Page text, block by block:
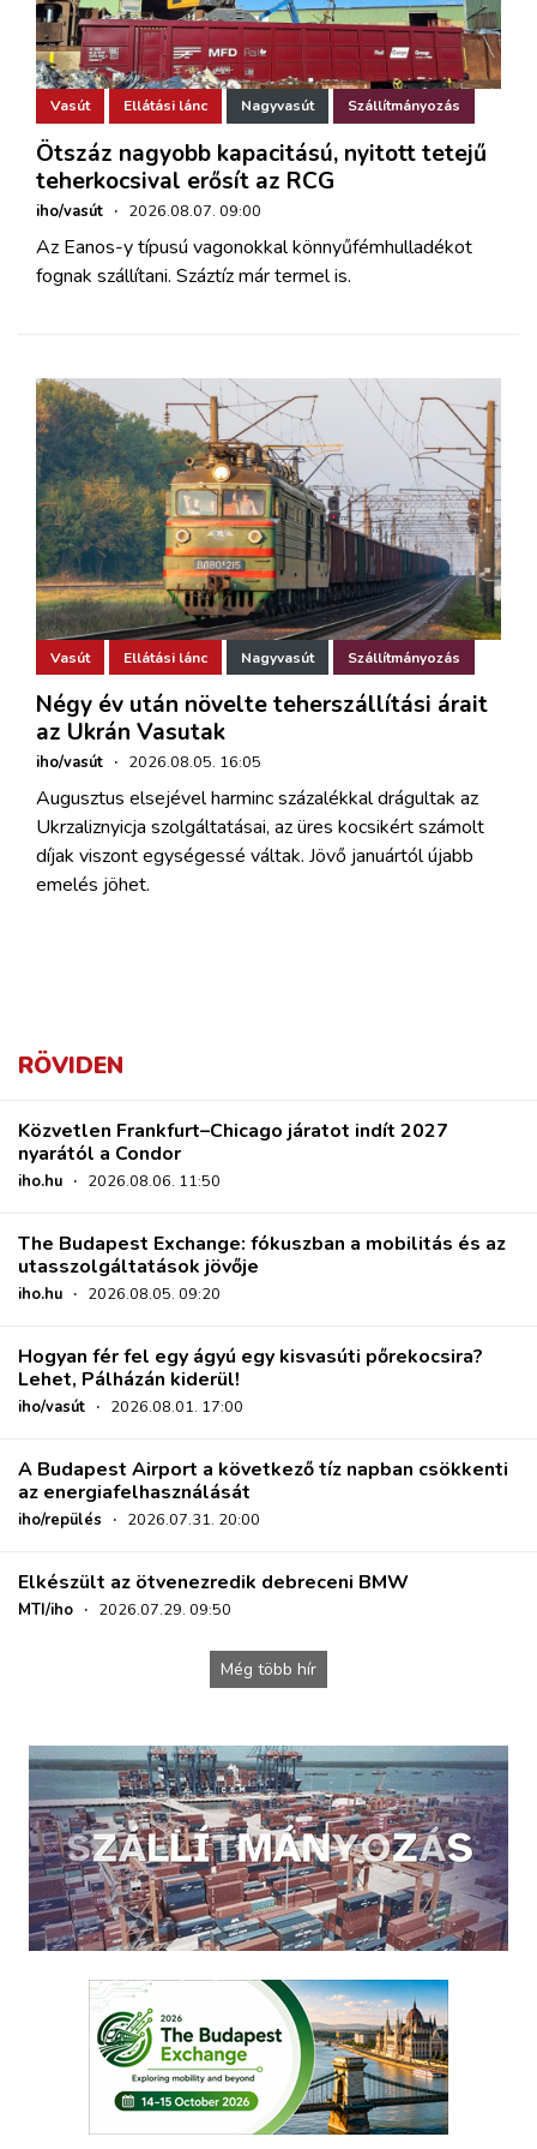
Vasút Ellátási lánc Nagyvasút Szállítmányozás
Ötszáz nagyobb kapacitású, nyitott tetejű
teherkocsival erősít az RCG
iho/vasút · 2026.08.07. 09:00
Az Eanos-y típusú vagonokkal könnyűfémhulladékot
fognak szállítani. Száztíz már termel is.
Vasút Ellátási lánc Nagyvasút Szállítmányozás
Négy év után növelte teherszállítási árait
az Ukrán Vasutak
iho/vasút · 2026.08.05. 16:05
Augusztus elsejével harminc százalékkal drágultak az
Ukrzaliznyicja szolgáltatásai, az üres kocsikért számolt
díjak viszont egységessé váltak. Jövő januártól újabb
emelés jöhet.
RÖVIDEN
Közvetlen Frankfurt–Chicago járatot indít 2027
nyarától a Condor
iho.hu · 2026.08.06. 11:50
The Budapest Exchange: fókuszban a mobilitás és az
utasszolgáltatások jövője
iho.hu · 2026.08.05. 09:20
Hogyan fér fel egy ágyú egy kisvasúti pőrekocsira?
Lehet, Pálházán kiderül!
iho/vasút · 2026.08.01. 17:00
A Budapest Airport a következő tíz napban csökkenti
az energiafelhasználását
iho/repülés · 2026.07.31. 20:00
Elkészült az ötvenezredik debreceni BMW
MTI/iho · 2026.07.29. 09:50
Még több hír